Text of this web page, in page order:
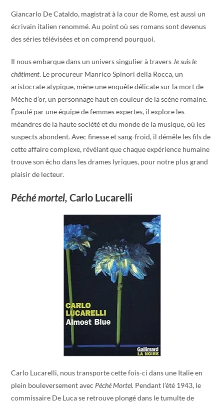
Giancarlo De Cataldo, magistrat à la cour de Rome, est aussi un
écrivain italien renommé. Au point où ses romans sont devenus
des séries télévisées et on comprend pourquoi.
Il nous embarque dans un univers singulier à travers Je suis le
châtiment. Le procureur Manrico Spinori della Rocca, un
aristocrate atypique, mène une enquête délicate sur la mort de
Mèche d’or, un personnage haut en couleur de la scène romaine.
Épaulé par une équipe de femmes expertes, il explore les
méandres de la haute société et du monde de la musique, où les
suspects abondent. Avec finesse et sang-froid, il démêle les fils de
cette affaire complexe, révélant que chaque expérience humaine
trouve son écho dans les drames lyriques, pour notre plus grand
plaisir de lecteur.
Péché mortel,Carlo Lucarelli
Carlo Lucarelli, nous transporte cette fois-ci dans une Italie en
plein bouleversement avec Péché Mortel. Pendant l’été 1943, le
commissaire De Luca se retrouve plongé dans le tumulte de